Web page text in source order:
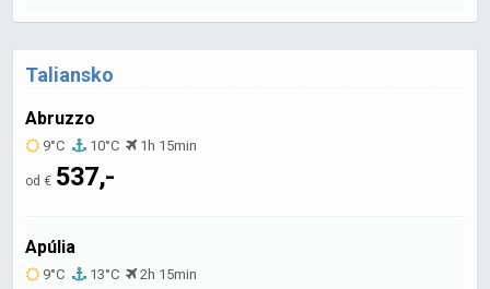
Taliansko
Abruzzo
9°C 10°C 1h 15min
od € 537,-
Apúlia
9°C 13°C 2h 15min